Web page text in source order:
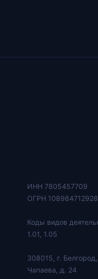
ИНН 7805457709
ОГРН
Коды видов
1.01, 1.05
308015, г.
Чапаева, д. 24